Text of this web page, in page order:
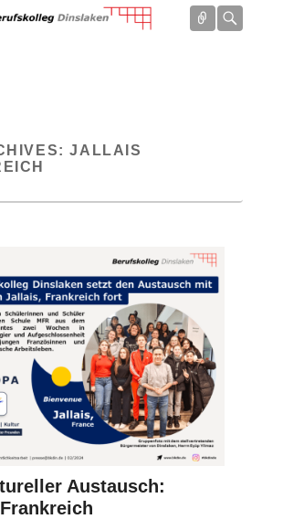
Connect
JALLAIS
Austausch: